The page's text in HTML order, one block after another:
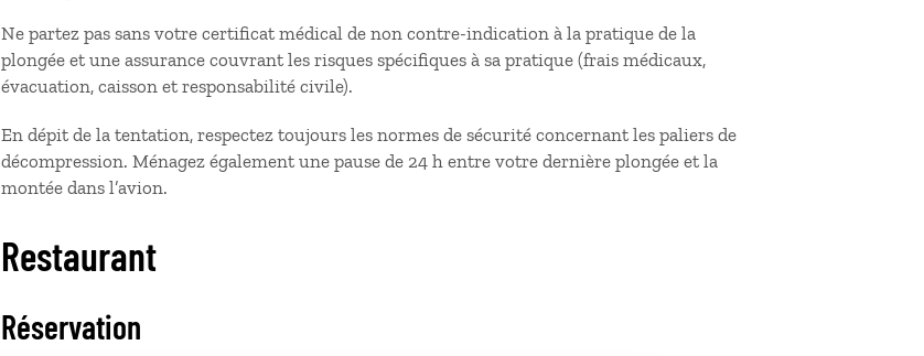
Ne partez pas sans votre certificat médical de non contre-indication à la pratique de la
plongée et une assurance couvrant les risques spécifiques à sa pratique (frais médicaux,
évacuation, caisson et responsabilité civile).
En dépit de la tentation, respectez toujours les normes de sécurité concernant les paliers de
décompression. Ménagez également une pause de 24 h entre votre dernière plongée et la
montée dans l’avion.
Restaurant
Réservation